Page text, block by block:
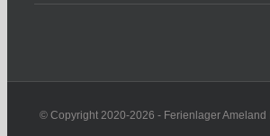
© Copyright 2020-2026 - Ferienlager Ameland